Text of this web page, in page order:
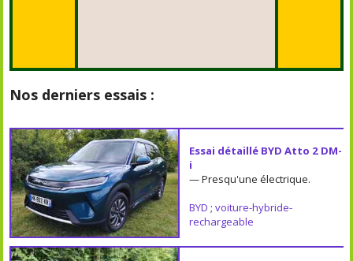
Nos derniers essais :
Essai détaillé BYD Atto 2 DM-
i
— Presqu'une électrique.
BYD ; voiture-hybride-
rechargeable